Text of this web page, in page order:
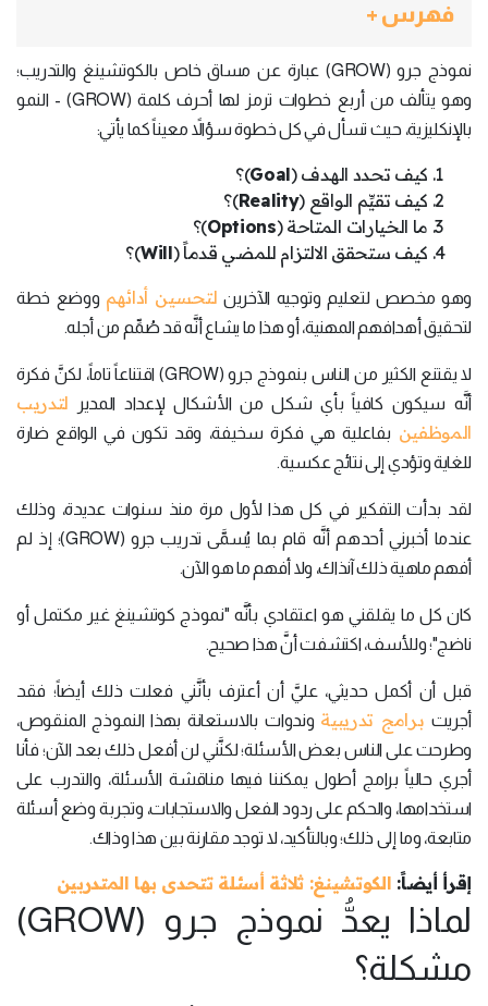
فهرس +
نموذج جرو (GROW) عبارة عن مساق خاص بالكوتشينغ والتدريب؛
وهو يتألف من أربع خطوات ترمز لها أحرف كلمة (GROW) - النمو
بالإنكليزية، حيث تسأل في كل خطوة سؤالاً معيناً كما يأتي:
كيف تحدد الهدف (Goal)؟
كيف تقيِّم الواقع (Reality)؟
ما الخيارات المتاحة (Options)؟
كيف ستحقق الالتزام للمضي قدماً (Will)؟
وهو مخصص لتعليم وتوجيه الآخرين لتحسين أدائهم ووضع خطة
لتحقيق أهدافهم المهنية، أو هذا ما يشاع أنَّه قد صُمِّم من أجله.
لا يقتنع الكثير من الناس بنموذج جرو (GROW) اقتناعاً تاماً، لكنَّ فكرة
أنَّه سيكون كافياً بأي شكل من الأشكال لإعداد المدير لتدريب
الموظفين بفاعلية هي فكرة سخيفة، وقد تكون في الواقع ضارة
للغاية وتؤدي إلى نتائج عكسية.
لقد بدأت التفكير في كل هذا لأول مرة منذ سنوات عديدة، وذلك
عندما أخبرني أحدهم أنَّه قام بما يُسمَّى تدريب جرو (GROW)؛ إذ لم
أفهم ماهية ذلك آنذاك، ولا أفهم ما هو الآن.
كان كل ما يقلقني هو اعتقادي بأنَّه "نموذج كوتشينغ غير مكتمل أو
ناضج"؛ وللأسف، اكتشفت أنَّ هذا صحيح.
قبل أن أكمل حديثي، عليَّ أن أعترف بأنَّني فعلت ذلك أيضاً؛ فقد
أجريت برامج تدريبية وندوات بالاستعانة بهذا النموذج المنقوص،
وطرحت على الناس بعض الأسئلة؛ لكنَّني لن أفعل ذلك بعد الآن؛ فأنا
أجري حالياً برامج أطول يمكننا فيها مناقشة الأسئلة، والتدرب على
استخدامها، والحكم على ردود الفعل والاستجابات، وتجربة وضع أسئلة
متابعة، وما إلى ذلك؛ وبالتأكيد، لا توجد مقارنة بين هذا وذاك.
إقرأ أيضاً: الكوتشينغ: ثلاثة أسئلة تتحدى بها المتدربين
لماذا يعدُّ نموذج جرو (GROW)
مشكلة؟